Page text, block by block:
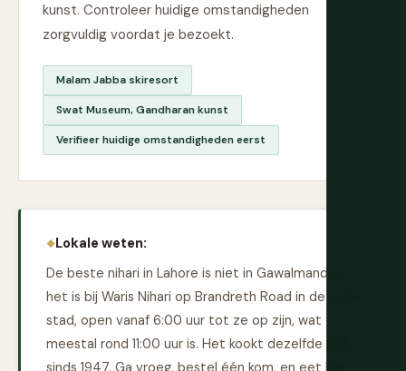
kunst. Controleer huidige omstandigheden
zorgvuldig voordat je bezoekt.
Malam Jabba skiresort
Swat Museum, Gandharan kunst
Verifieer huidige omstandigheden eerst
Lokale weten:
De beste nihari in Lahore is niet in Gawalmandi —
het is bij Waris Nihari op Brandreth Road in de oude
stad, open vanaf 6:00 uur tot ze op zijn, wat
meestal rond 11:00 uur is. Het kookt dezelfde pot
sinds 1947. Ga vroeg, bestel één kom, en eet het